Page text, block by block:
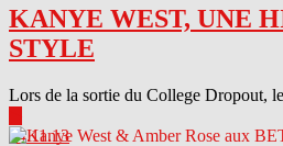
KANYE WEST, UNE
STYLE
Lors de la sortie du College Dropout,
04.11.13